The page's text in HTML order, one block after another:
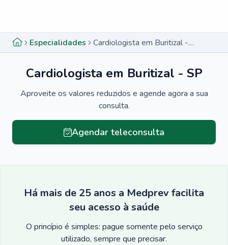
Especialidades Cardiologista em Buritizal - SP
Cardiologista em Buritizal - SP
Aproveite os valores reduzidos e agende agora a sua
consulta.
Agendar teleconsulta
Há mais de 25 anos a Medprev facilita
seu acesso à saúde
O princípio é simples: pague somente pelo serviço
utilizado, sempre que precisar.